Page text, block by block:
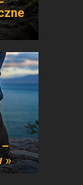
»